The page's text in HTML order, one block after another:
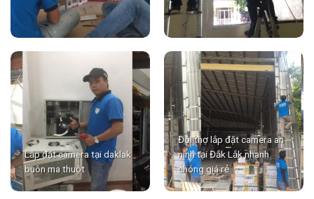
Lắp đặt camera tại daklak
buôn ma thuột
Đội thợ lắp đặt camera an
ninh tại Đắk Lắk nhanh
chóng giá rẻ